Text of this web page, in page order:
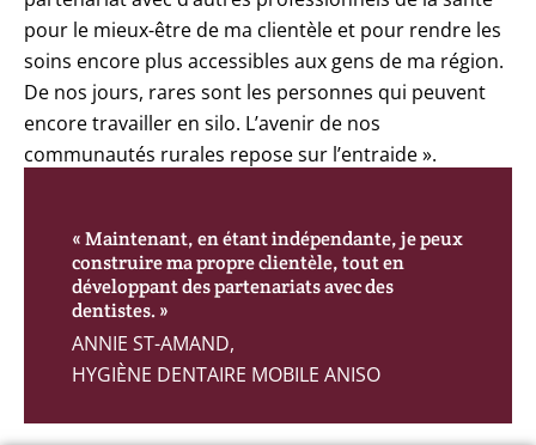
pour le mieux-être de ma clientèle et pour rendre les
soins encore plus accessibles aux gens de ma région.
De nos jours, rares sont les personnes qui peuvent
encore travailler en silo. L’avenir de nos
communautés rurales repose sur l’entraide ».
« Maintenant, en étant indépendante, je peux
construire ma propre clientèle, tout en
développant des partenariats avec des
dentistes. »
ANNIE ST-AMAND,
HYGIÈNE DENTAIRE MOBILE ANISO